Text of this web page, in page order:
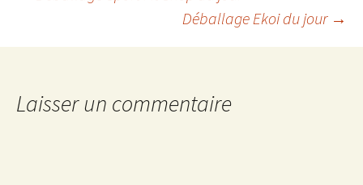
des
articles
Déballage Ekoi du jour →
Laisser un commentaire